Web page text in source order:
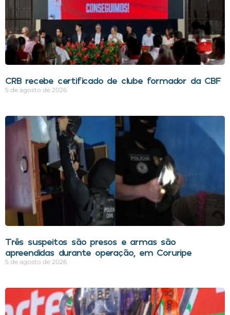
CRB recebe certificado de clube formador da CBF
5 de agosto de 2026
Três suspeitos são presos e armas são
apreendidas durante operação, em Coruripe
5 de agosto de 2026